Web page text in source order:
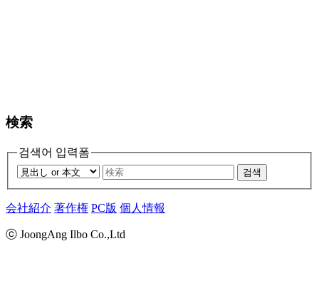
検索
검색어 입력폼
검색
会社紹介 著作権 PC版 個人情報
ⓒ JoongAng Ilbo Co.,Ltd